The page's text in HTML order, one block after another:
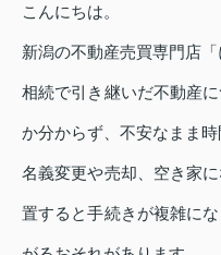
こんにちは。
新潟の不動産売買専門店
相続で引き継いだ不動産
か分からず、不安なまま時
名義変更や売却、空き家
置すると手続きが複雑に